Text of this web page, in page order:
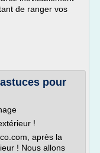
de ranger vos
pour
!
après la
! Nous allons